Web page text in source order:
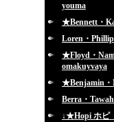
youma
★Bennett・
Loren・
★Floyd・
omakuyvaya
★Benjamin・
Berra・
↓★Hopi ホピ